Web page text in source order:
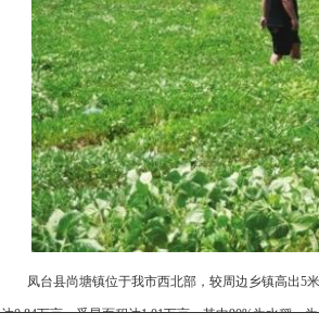
凤台县尚塘镇位于我市西北部，较周边乡镇高出5
达0.84万亩，受旱面积达1.01万亩，其中90%为水稻。